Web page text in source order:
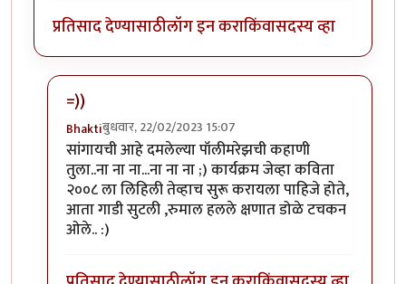
प्रतिसाद देण्यासाठीलॉग इन कराकिंवासदस्य व्हा
=))
Bhaktiबुधवार, 22/02/2023 15:07
In reply to(हळू घ्या .. )byआंद्रे वडापाव
सांगायची आहे दमलेल्या पॉलीमरेझची कहाणी
तुला..ना ना ना...ना ना ना ;) कार्यक्रम जेव्हा कविता
२००८ ला लिहिली तेव्हाच सुरू करायला पाहिजे होते,
आता गाडी सुटली ,रुमाल हलले क्षणात डोळे टचकन
ओले.. :)